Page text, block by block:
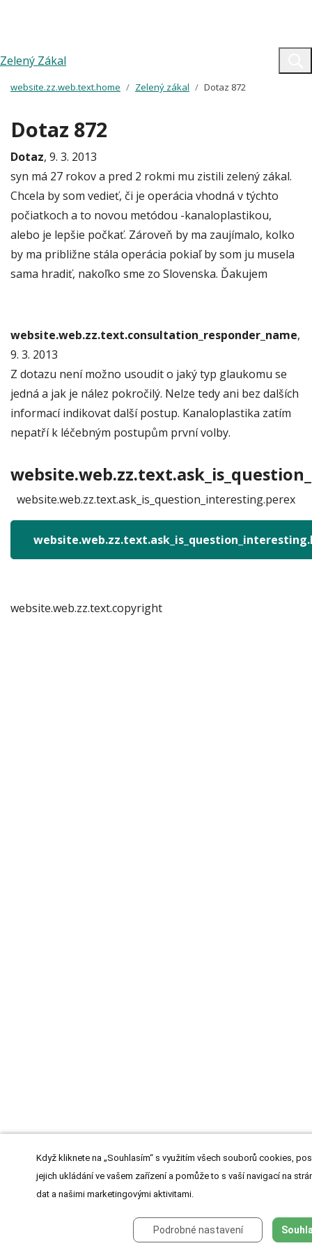
Zelený Zákal
website.zz.web.text.home Zelený zákal Dotaz 872
Dotaz 872
Dotaz, 9. 3. 2013
syn má 27 rokov a pred 2 rokmi mu zistili zelený zákal.
Chcela by som vedieť, či je operácia vhodná v týchto
počiatkoch a to novou metódou -kanaloplastikou,
alebo je lepšie počkať. Zároveň by ma zaujímalo, kolko
by ma približne stála operácia pokiaľ by som ju musela
sama hradiť, nakoľko sme zo Slovenska. Ďakujem
website.web.zz.text.consultation_responder_name,
9. 3. 2013
Z dotazu není možno usoudit o jaký typ glaukomu se
jedná a jak je nález pokročilý. Nelze tedy ani bez dalších
informací indikovat další postup. Kanaloplastika zatím
nepatří k léčebným postupům první volby.
website.web.zz.text.ask_is_question_interesting.perex
website.web.zz.text.copyright
Když kliknete na „Souhlasím“ s využitím všech souborů cookies,
jejich ukládání ve vašem zařízení a pomůže to s vaší navigací na
dat a našimi marketingovými aktivitami.
Podrobné nastavení